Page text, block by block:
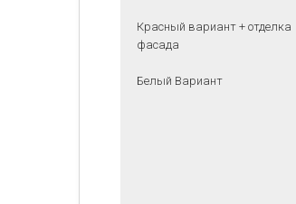
Красный вариант + отделка
фасада
Белый Вариант